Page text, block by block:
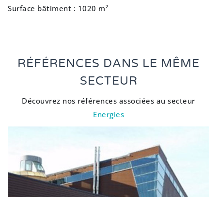
Surface bâtiment : 1020 m²
RÉFÉRENCES DANS LE MÊME
SECTEUR
Découvrez nos références associées au secteur
Energies
INSTALLATION DE PRODUCTION
D’ELECTRICITE PHOTOVOLTAIQUE